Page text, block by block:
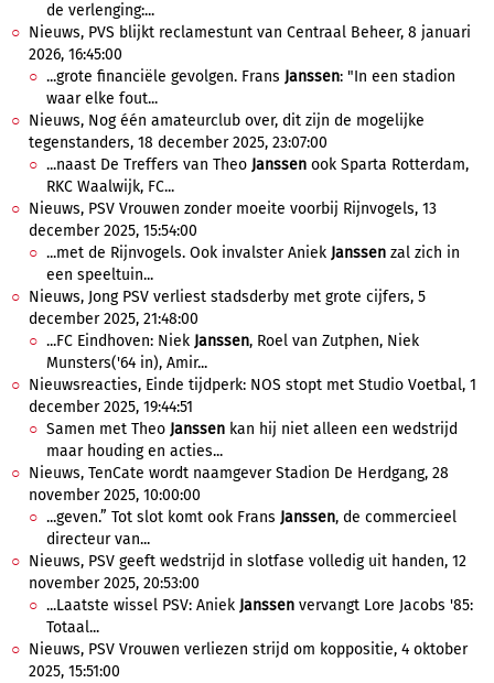
de verlenging:...
Nieuws, PVS blijkt reclamestunt van Centraal Beheer, 8 januari
2026, 16:45:00
...grote financiële gevolgen. Frans Janssen: "In een stadion
waar elke fout...
Nieuws, Nog één amateurclub over, dit zijn de mogelijke
tegenstanders, 18 december 2025, 23:07:00
...naast De Treffers van Theo Janssen ook Sparta Rotterdam,
RKC Waalwijk, FC...
Nieuws, PSV Vrouwen zonder moeite voorbij Rijnvogels, 13
december 2025, 15:54:00
...met de Rijnvogels. Ook invalster Aniek Janssen zal zich in
een speeltuin...
Nieuws, Jong PSV verliest stadsderby met grote cijfers, 5
december 2025, 21:48:00
...FC Eindhoven: Niek Janssen, Roel van Zutphen, Niek
Munsters('64 in), Amir...
Nieuwsreacties, Einde tijdperk: NOS stopt met Studio Voetbal, 1
december 2025, 19:44:51
Samen met Theo Janssen kan hij niet alleen een wedstrijd
maar houding en acties...
Nieuws, TenCate wordt naamgever Stadion De Herdgang, 28
november 2025, 10:00:00
...geven.” Tot slot komt ook Frans Janssen, de commercieel
directeur van...
Nieuws, PSV geeft wedstrijd in slotfase volledig uit handen, 12
november 2025, 20:53:00
...Laatste wissel PSV: Aniek Janssen vervangt Lore Jacobs '85:
Totaal...
Nieuws, PSV Vrouwen verliezen strijd om koppositie, 4 oktober
2025, 15:51:00